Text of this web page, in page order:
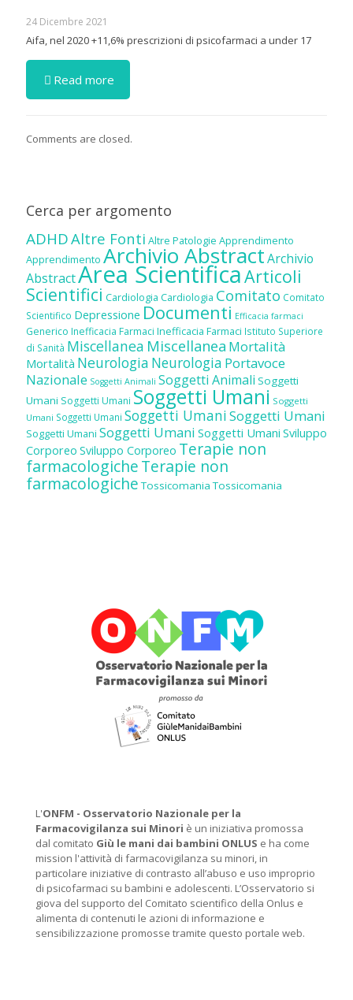
24 Dicembre 2021
Aifa, nel 2020 +11,6% prescrizioni di psicofarmaci a under 17
Read more
Comments are closed.
Cerca per argomento
ADHDAltre Fonti Altre Patologie Apprendimento
Apprendimento Archivio AbstractArchivio
AbstractArea ScientificaArticoli
Scientifici Cardiologia Cardiologia Comitato Comitato
Scientifico Depressione Documenti Efficacia farmaci
Generico Inefficacia Farmaci Inefficacia Farmaci Istituto Superiore
di Sanità Miscellanea Miscellanea Mortalità
Mortalità Neurologia Neurologia Portavoce
Nazionale Soggetti Animali Soggetti Animali Soggetti
Umani Soggetti Umani Soggetti Umani Soggetti
Umani Soggetti Umani Soggetti UmaniSoggetti Umani
Soggetti Umani Soggetti Umani Soggetti Umani Sviluppo
Corporeo Sviluppo Corporeo Terapie non
farmacologicheTerapie non
farmacologiche Tossicomania Tossicomania
L'ONFM - Osservatorio Nazionale per la
Farmacovigilanza sui Minori è un iniziativa promossa
dal comitato Giù le mani dai bambini ONLUS e ha come
mission l'attività di farmacovigilanza su minori, in
particolare iniziative di contrasto all’abuso e uso improprio
di psicofarmaci su bambini e adolescenti. L’Osservatorio si
giova del supporto del Comitato scientifico della Onlus e
alimenta di contenuti le azioni di informazione e
sensibilizzazione promosse tramite questo portale web.